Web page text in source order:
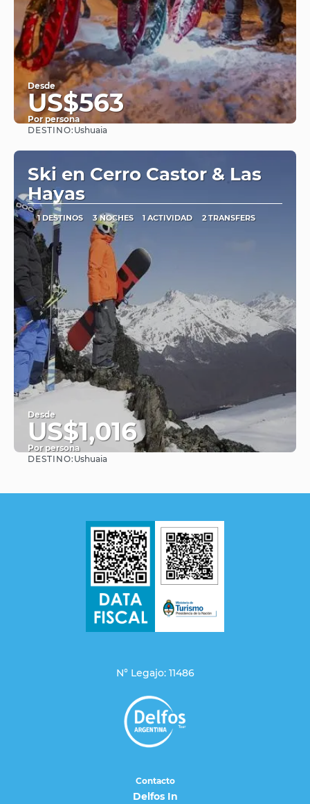
Desde
US$563
Por persona
DESTINO: Ushuaia
Ski en Cerro Castor & Las
Hayas
1 DESTINOS 3 NOCHES 1 ACTIVIDAD 2 TRANSFERS
Desde
US$1,016
Por persona
DESTINO: Ushuaia
N° Legajo: 11486
Contacto
Delfos In